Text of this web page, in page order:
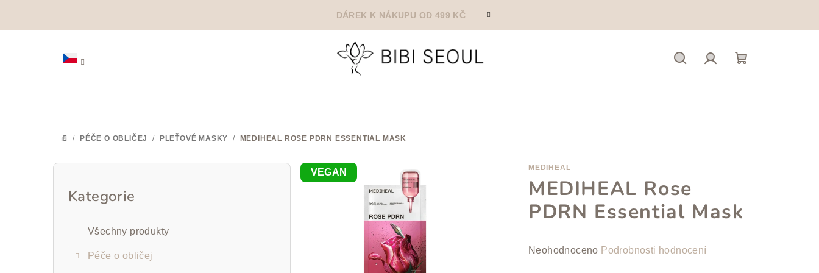
DÁREK K NÁKUPU OD 499 KČ
DOMŮ
/ PÉČE O OBLIČEJ / PLEŤOVÉ MASKY / MEDIHEAL ROSE PDRN ESSENTIAL MASK
P
Přeskočit
Kategorie
Všechny produkty
Péče o obličej
MEDIHEAL
MEDIHEAL Rose
PDRN Essential Mask
Průměrné
Neohodnoceno Podrobnosti hodnocení
VEGAN